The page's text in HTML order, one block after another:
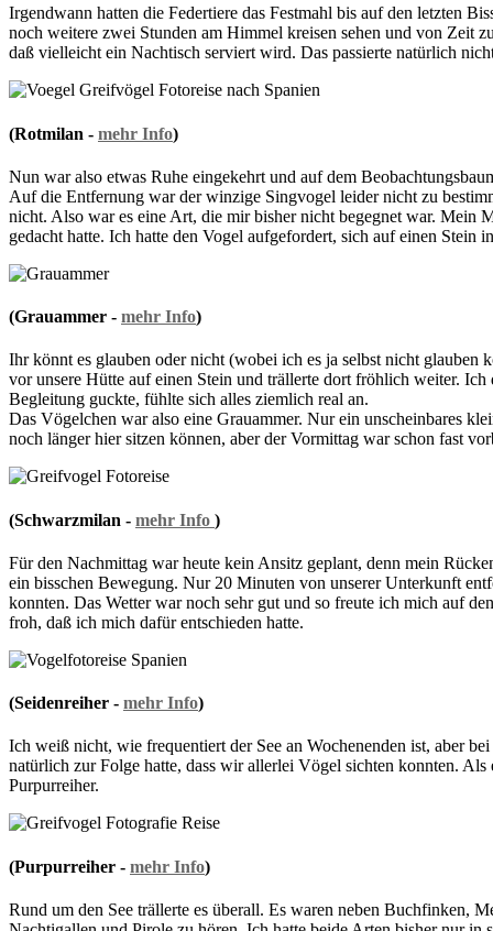
Irgendwann hatten die Federtiere das Festmahl bis auf den letzten
noch weitere zwei Stunden am Himmel kreisen sehen und von Zeit
daß vielleicht ein Nachtisch serviert wird. Das passierte natürlich
(Rotmilan - mehr Info)
Nun war also etwas Ruhe eingekehrt und auf dem
Auf die Entfernung war der winzige Singvogel leider nicht zu
nicht. Also war es eine Art, die mir bisher nicht begegnet war. Mein
gedacht hatte. Ich hatte den Vogel aufgefordert, sich auf einen
(Grauammer - mehr Info)
Ihr könnt es glauben oder nicht (wobei ich es ja selbst nicht glauben
vor unsere Hütte auf einen Stein und trällerte dort fröhlich weiter.
Begleitung guckte, fühlte sich alles ziemlich real an.
Das Vögelchen war also eine Grauammer. Nur ein unscheinbares
noch länger hier sitzen können, aber der Vormittag war schon fast
(Schwarzmilan - mehr Info )
Für den Nachmittag war heute kein Ansitz geplant, denn mein
ein bisschen Bewegung. Nur 20 Minuten von unserer Unterkunft
konnten. Das Wetter war noch sehr gut und so freute ich mich auf
froh, daß ich mich dafür entschieden hatte.
(Seidenreiher - mehr Info)
Ich weiß nicht, wie frequentiert der See an Wochenenden ist, aber
natürlich zur Folge hatte, dass wir allerlei Vögel sichten konnten. Als
Purpurreiher.
(Purpurreiher - mehr Info)
Rund um den See trällerte es überall. Es waren neben Buchfinken,